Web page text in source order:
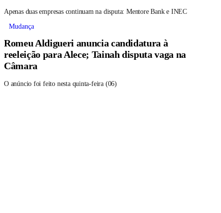
Apenas duas empresas continuam na disputa: Mentore Bank e INEC
Mudança
Romeu Aldigueri anuncia candidatura à
reeleição para Alece; Tainah disputa vaga na
Câmara
O anúncio foi feito nesta quinta-feira (06)